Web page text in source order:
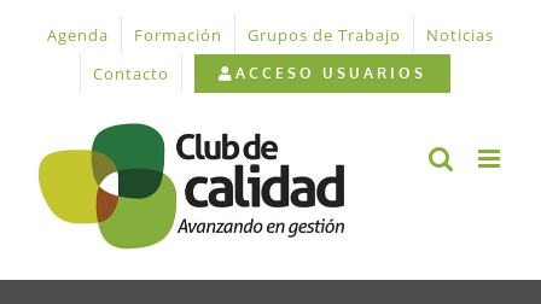
contenido
Agenda Formación Grupos de Trabajo
Noticias
Contacto
ACCESO USUARIOS